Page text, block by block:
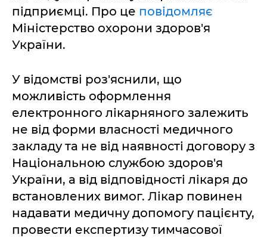
підприємці. Про це повідомляє
Міністерство охорони здоров'я
України.
У відомстві роз'яснили, що
можливість оформлення
електронного лікарняного залежить
не від форми власності медичного
закладу та не від наявності договору з
Національною службою здоров'я
України, а від відповідності лікаря до
встановлених вимог. Лікар повинен
надавати медичну допомогу пацієнту,
провести експертизу тимчасової